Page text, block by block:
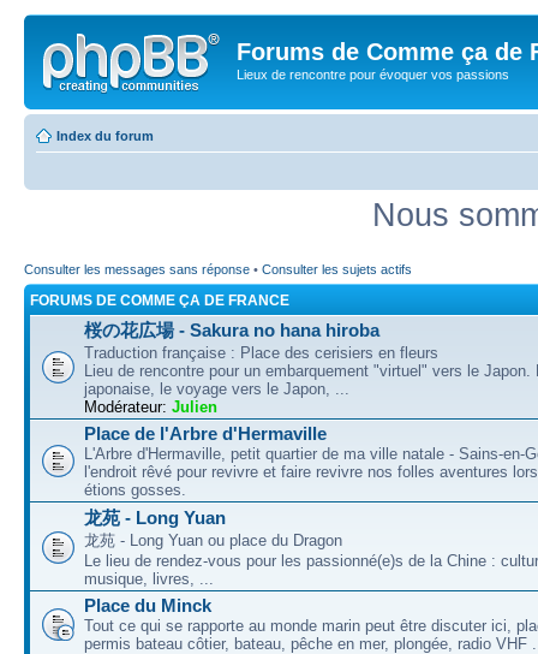
Forums de Comme ça de
Lieux de rencontre pour évoquer vos passions
Index du forum
Nous
Consulter les messages sans réponse • Consulter les sujets actifs
FORUMS DE COMME ÇA DE FRANCE
桜の花広場 - Sakura no hana hiroba
Traduction française : Place des cerisiers en fleurs
Lieu de rencontre pour un embarquement "virtuel" vers le Japon.
japonaise, le voyage vers le Japon, ...
Modérateur: Julien
Place de l'Arbre d'Hermaville
L'Arbre d'Hermaville, petit quartier de ma ville natale - Sains-en-
l'endroit rêvé pour revivre et faire revivre nos folles aventures
étions gosses.
龙苑 - Long Yuan
龙苑 - Long Yuan ou place du Dragon
Le lieu de rendez-vous pour les passionné(e)s de la Chine :
musique, livres, ...
Place du Minck
Tout ce qui se rapporte au monde marin peut être discuter ici,
permis bateau côtier, bateau, pêche en mer, plongée, radio VHF